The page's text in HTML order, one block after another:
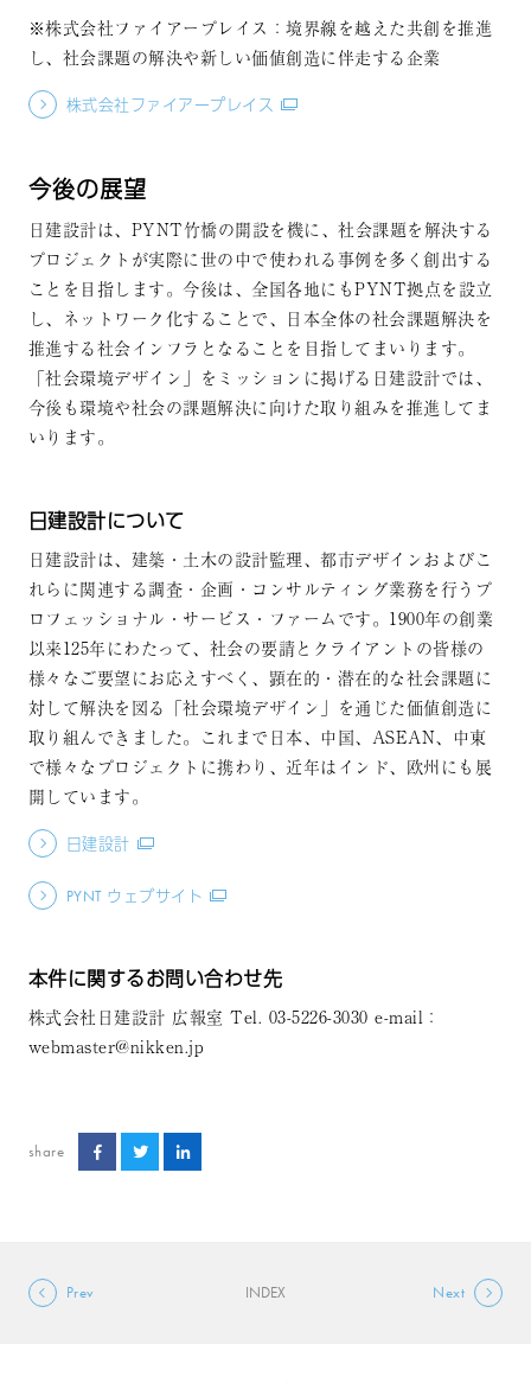
※株式会社ファイアープレイス：境界線を越えた共創を推進
し、社会課題の解決や新しい価値創造に伴走する企業
株式会社ファイアープレイス
今後の展望
日建設計は、PYNT竹橋の開設を機に、社会課題を解決する
プロジェクトが実際に世の中で使われる事例を多く創出する
ことを目指します。今後は、全国各地にもPYNT拠点を設立
し、ネットワーク化することで、日本全体の社会課題解決を
推進する社会インフラとなることを目指してまいります。
「社会環境デザイン」をミッションに掲げる日建設計では、
今後も環境や社会の課題解決に向けた取り組みを推進してま
いります。
日建設計について
日建設計は、建築・土木の設計監理、都市デザインおよびこ
れらに関連する調査・企画・コンサルティング業務を行うプ
ロフェッショナル・サービス・ファームです。1900年の創業
以来125年にわたって、社会の要請とクライアントの皆様の
様々なご要望にお応えすべく、顕在的・潜在的な社会課題に
対して解決を図る「社会環境デザイン」を通じた価値創造に
取り組んできました。これまで日本、中国、ASEAN、中東
で様々なプロジェクトに携わり、近年はインド、欧州にも展
開しています。
日建設計
PYNT ウェブサイト
本件に関するお問い合わせ先
株式会社日建設計 広報室 Tel. 03-5226-3030 e-mail：
webmaster@nikken.jp
share
Prev INDEX Next